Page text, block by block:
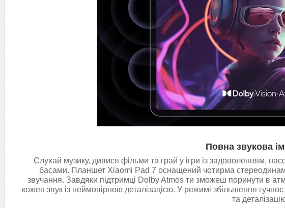
Повна звукова
Слухай музику, дивися фільми та грай у ігри із задоволенням,
басами. Планшет Xiaomi Pad 7 оснащений чотирма
звучання. Завдяки підтримці Dolby Atmos ти зможеш поринути в
кожен звук із неймовірною деталізацією. У режимі збільшення
та